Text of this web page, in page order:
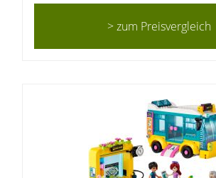
> zum Preisvergleich